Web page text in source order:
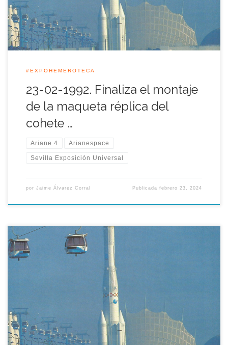
un coste cercano a los […]
#EXPOHEMEROTECA
23-02-1992. Finaliza el montaje
de la maqueta réplica del
cohete …
Ariane 4 Arianespace
Sevilla Exposición Universal
por Jaime Álvarez Corral Publicadafebrero 23, 2024
Aquella jornada del 14 de febrero de 1992 se presentó el
proyecto de la réplica de tamaño real del cohete espacial
<<Ariane 4>>, de más de sesenta metros de altura, que fue
colocado frente al Pabellón del Futuro en el recinto de la
Expo’92 y que tras la Muestra quedó […]